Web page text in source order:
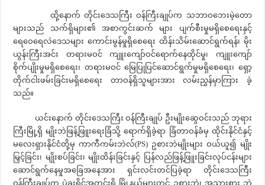
ထို့နောက် တိုင်းဒေသကြီး ဝန်ကြီးချုပ်က သဘာဝဘေးမဲ့တော
များသည် သက်ရှိများ၏ အစာကွင်းဆက် များ ပျက်စီးမှုမရှိစေရေးနှင့်
ရေဝေရေလဲဒေသများ ကောင်းမွန်မှုရှိစေရေး ထိန်းသိမ်းဆောင်ရွက်ရန်၊ မိုး
ယွန်းကြီးအင်း တရားမဝင် ကျူးကျော်ဝင်ရောက်နေထိုင်မှု၊ ကျူးကျော်
စိုက်ပျိုးမှုမရှိစေရေး၊ တရားမဝင် မြေပြုပြင်ဆောင်ရွက်မှုမရှိစေရေး၊ ရှော့
တိုက်ငါးဖမ်းခြင်းမရှိစေရေး တာဝန်ရှိသူများအား လမ်းညွှန်မှာကြား ခဲ့
သည်။
ယင်းနောက် တိုင်းဒေသကြီး ဝန်ကြီးချုပ် ဦးမျိုးဆွေဝင်းသည် ဘုရား
ကြီးမြို့ရှိ မျိုးဘဲဖြန့်ဖြူးရေးခြံသို့ ရောက်ရှိခဲ့ရာ ခြံတာဝန်ခံမှ ထိုင်းနိုင်ငံနှင့်
မလေးရှားနိုင်ငံတို့မှ ကာကီကမ်းဘဲလ်(PS) ဥစားဘဲမျိုးများ ဝယ်ယူ၍ မျိုး
မြှင့်ခြင်း၊ မျိုးစပ်ခြင်း၊ မျိုးထိန်းခြင်းနှင့် ပြန်လည်ဖြန့်ဖြူးခြင်းလုပ်ငန်းများ
ဆောင်ရွက်နေမှုအခြေအနေအား ရှင်းလင်းတင်ပြခဲ့ရာ တိုင်းဒေသကြီး
ဝန်ကြီးချုပ်က ပဲခူးရိုင်အတွင်းရှိ မြို့နယ်များတွင် ဥစားဘဲ၊ အသားစား ဘဲ